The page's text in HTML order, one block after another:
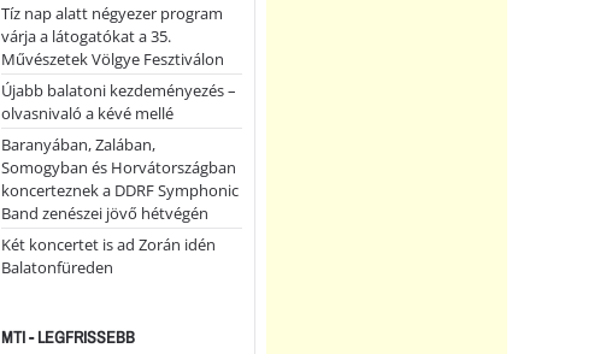
Tíz nap alatt négyezer program
várja a látogatókat a 35.
Művészetek Völgye Fesztiválon
Újabb balatoni kezdeményezés –
olvasnivaló a kévé mellé
Baranyában, Zalában,
Somogyban és Horvátországban
koncerteznek a DDRF Symphonic
Band zenészei jövő hétvégén
Két koncertet is ad Zorán idén
Balatonfüreden
MTI - LEGFRISSEBB